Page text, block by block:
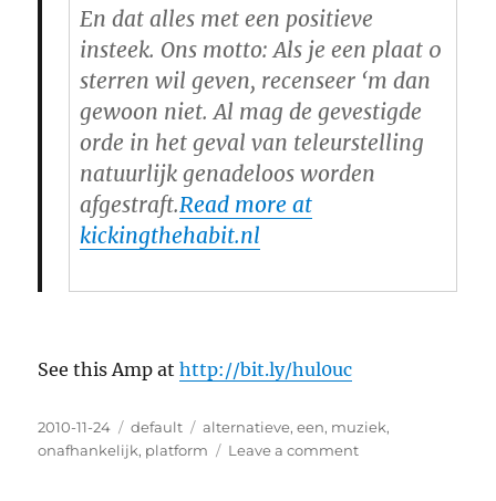
En dat alles met een positieve
insteek. Ons motto: Als je een plaat 0
sterren wil geven, recenseer ‘m dan
gewoon niet. Al mag de gevestigde
orde in het geval van teleurstelling
natuurlijk genadeloos worden
afgestraft.Read more at
kickingthehabit.nl
See this Amp athttp://bit.ly/hul0uc
Posted
on
2010-11-24 Categories
default Tags
alternatieve,een, muziek,
onafhankelijk, platform Leave a comment